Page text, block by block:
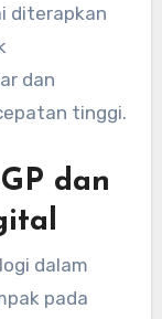
diterapkan
dan
tinggi.
dan
dalam
pada